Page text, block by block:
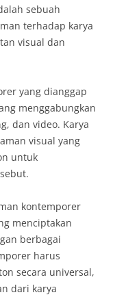
sebuah
terhadap karya
visual dan
yang dianggap
menggabungkan
dan video. Karya
visual yang
untuk
kontemporer
menciptakan
berbagai
harus
secara universal,
dari karya